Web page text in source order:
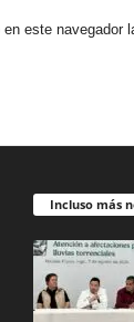
este navegador
Incluso más